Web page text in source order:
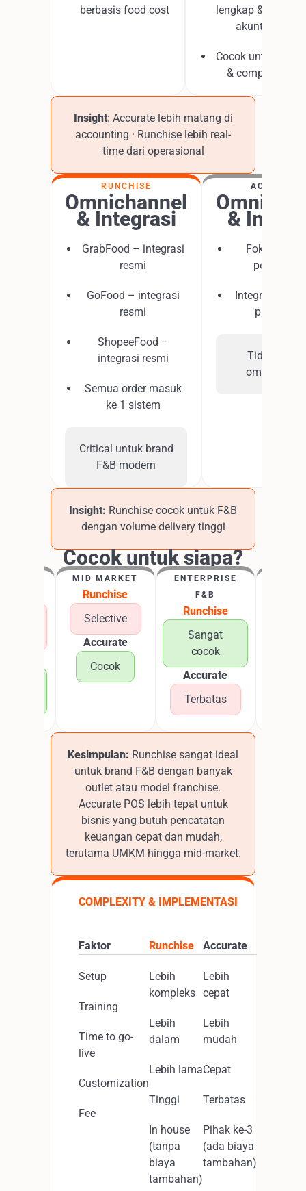
berbasis food cost
lengkap & standar
akuntansi
Cocok untuk audit
& compliance
Insight: Accurate lebih matang di
accounting · Runchise lebih real-
time dari operasional
RUNCHISE
Omnichannel
& Integrasi
GrabFood – integrasi
resmi
GoFood – integrasi
resmi
ShopeeFood –
integrasi resmi
Semua order masuk
ke 1 sistem
Critical untuk brand
F&B modern
ACCURATE
&
Fokus ke
Integrasi
pihak
Tidak native
Insight: Runchise cocok untuk F&B
dengan volume delivery tinggi
Cocok untuk siapa?
MID MARKET
Runchise
Selective
Accurate
Cocok
ENTERPRISE
F&B
Runchise
Sangat
cocok
Accurate
Terbatas
Kesimpulan: Runchise sangat ideal
untuk brand F&B dengan banyak
outlet atau model franchise.
Accurate POS lebih tepat untuk
bisnis yang butuh pencatatan
keuangan cepat dan mudah,
terutama UMKM hingga mid-market.
COMPLEXITY & IMPLEMENTASI
Faktor
Setup
Training
Time to go-
live
Customization
Fee
Runchise
Lebih
kompleks
Lebih
dalam
Lebih lama
Tinggi
In house
(tanpa
biaya
tambahan)
Accurate
Lebih
cepat
Lebih
mudah
Cepat
Terbatas
Pihak ke-3
(ada biaya
tambahan)